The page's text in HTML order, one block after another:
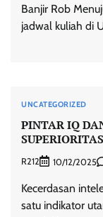
Banjir Rob
jadwal kuliah di
UNCATEGORIZED
PINTAR IQ
R212 10/12/2025
Kecerdasan
satu indikator